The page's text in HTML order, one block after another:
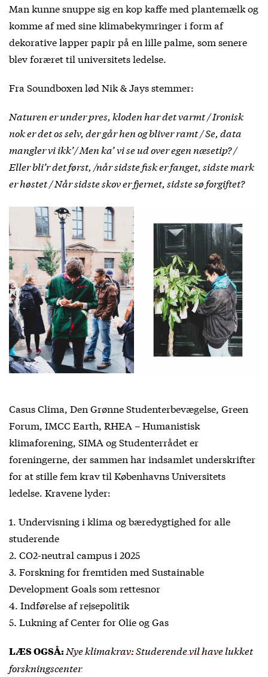
Man kunne snuppe sig en kop kaffe med plantemælk og
komme af med sine klimabekymringer i form af
dekorative lapper papir på en lille palme, som senere
blev foræret til universitets ledelse.
Fra Soundboxen lød Nik & Jays stemmer:
Naturen er under pres, kloden har det varmt / Ironisk
nok er det os selv, der går hen og bliver ramt / Se, data
mangler vi ikk’/ Men ka’ vi se ud over egen næsetip? /
Eller bli’r det først, /når sidste fisk er fanget, sidste mark
er høstet / Når sidste skov er fjernet, sidste sø forgiftet?
Casus Clima, Den Grønne Studenterbevægelse, Green
Forum, IMCC Earth, RHEA – Humanistisk
klimaforening, SIMA og Studenterrådet er
foreningerne, der sammen har indsamlet underskrifter
for at stille fem krav til Københavns Universitets
ledelse. Kravene lyder:
1. Undervisning i klima og bæredygtighed for alle
studerende
2. CO2-neutral campus i 2025
3. Forskning for fremtiden med Sustainable
Development Goals som rettesnor
4. Indførelse af rejsepolitik
5. Lukning af Center for Olie og Gas
LÆS OGSÅ:Nye klimakrav: Studerende vil have lukket
forskningscenter